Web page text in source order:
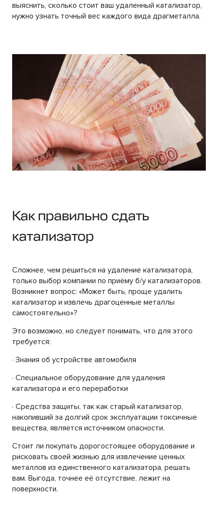
выяснить, сколько стоит ваш удаленный катализатор,
нужно узнать точный вес каждого вида драгметалла.
Как правильно сдать
катализатор
Сложнее, чем решиться на удаление катализатора,
только выбор компании по приёму б/у катализаторов.
Возникнет вопрос: «Может быть, проще удалить
катализатор и извлечь драгоценные металлы
самостоятельно»?
Это возможно, но следует понимать, что для этого
требуется:
· Знания об устройстве автомобиля
· Специальное оборудование для удаления
катализатора и его переработки
· Средства защиты, так как старый катализатор,
накопивший за долгий срок эксплуатации токсичные
вещества, является источником опасности.
Стоит ли покупать дорогостоящее оборудование и
рисковать своей жизнью для извлечение ценных
металлов из единственного катализатора, решать
вам. Выгода, точнее её отсутствие, лежит на
поверхности.